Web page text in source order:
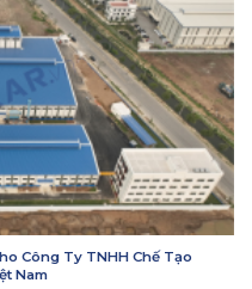
Công Ty TNHH Chế Tạo
Nam